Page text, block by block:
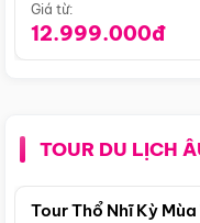
Giá từ:
12.999.000đ
TOUR DU LỊCH
Tour Thổ Nhĩ Kỳ